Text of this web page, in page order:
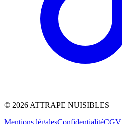
© 2026 ATTRAPE NUISIBLES